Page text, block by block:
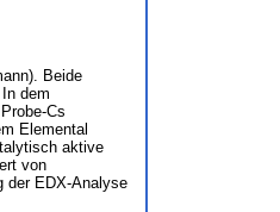
Beide
dem
Cs
Elemental
aktive
von
der EDX-Analyse